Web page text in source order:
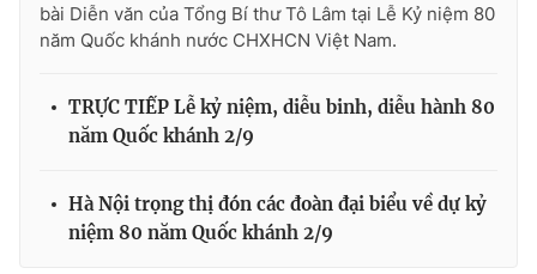
bài Diễn văn của Tổng Bí thư Tô Lâm tại Lễ Kỷ niệm 80
năm Quốc khánh nước CHXHCN Việt Nam.
TRỰC TIẾP Lễ kỷ niệm, diễu binh, diễu hành 80
năm Quốc khánh 2/9
Hà Nội trọng thị đón các đoàn đại biểu về dự kỷ
niệm 80 năm Quốc khánh 2/9